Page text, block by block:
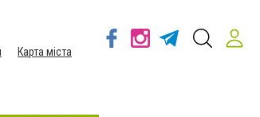
Карта міста